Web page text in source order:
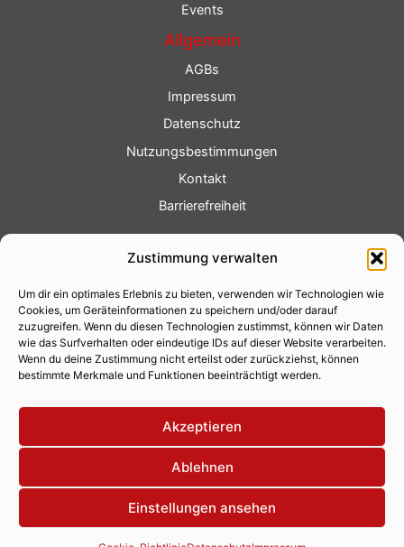
Zustimmung verwalten
Um dir ein optimales Erlebnis zu bieten, verwenden wir Technologien wie
Cookies, um Geräteinformationen zu speichern und/oder darauf
zuzugreifen. Wenn du diesen Technologien zustimmst, können wir Daten
wie das Surfverhalten oder eindeutige IDs auf dieser Website verarbeiten.
Wenn du deine Zustimmung nicht erteilst oder zurückziehst, können
bestimmte Merkmale und Funktionen beeinträchtigt werden.
Akzeptieren
Ablehnen
Einstellungen ansehen
Events
Allgemein
AGBs
Impressum
Datenschutz
Nutzungsbestimmungen
Kontakt
Barrierefreiheit
Fotoservice
Videoservice
Werbung
Contenterstellung
Lokalnachrichten
Lokalfernsehen
Eventkalender